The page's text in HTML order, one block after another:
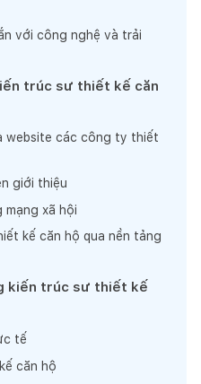
với công nghệ và trải
trúc sư thiết kế căn
website các công ty thiết
giới thiệu
mạng xã hội
kế căn hộ qua nền tảng
kiến trúc sư thiết kế
tế
căn hộ